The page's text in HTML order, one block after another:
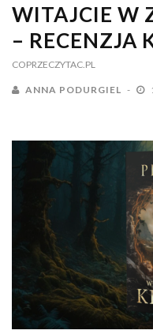
WITAJCIE W
– RECENZJA
COPRZECZYTAC.PL
ANNA PODURGIEL